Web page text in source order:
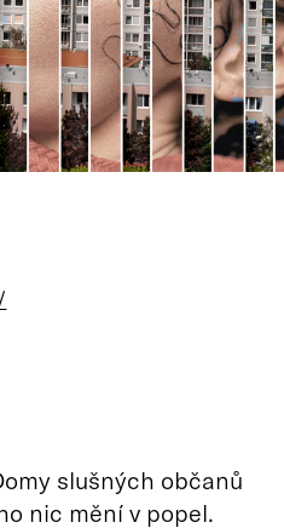
slušných občanů
nic mění v popel.